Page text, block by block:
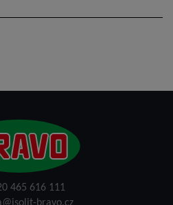
465 616 111